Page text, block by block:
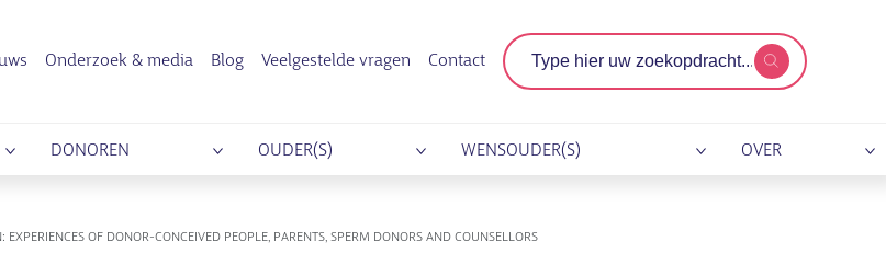
Onderzoek & media Blog Veelgestelde vragen Contact
Zoekterm
DONOREN OUDER(S) WENSOUDER(S) OVER
OF DONOR-CONCEIVED PEOPLE, PARENTS, SPERM DONORS AND COUNSELLORS